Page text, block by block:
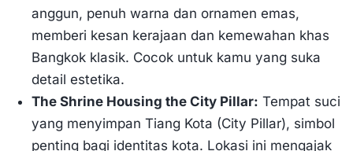
anggun, penuh warna dan ornamen emas,
memberi kesan kerajaan dan kemewahan khas
Bangkok klasik. Cocok untuk kamu yang suka
detail estetika.
The Shrine Housing the City Pillar: Tempat suci
yang menyimpan Tiang Kota (City Pillar), simbol
penting bagi identitas kota. Lokasi ini mengajak